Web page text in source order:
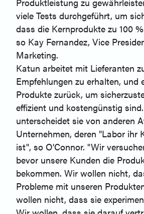
viele Tests durchgeführt, um
dass die Kernprodukte zu 100
so Kay Fernandez, Vice
Marketing.
Katun arbeitet mit Lieferanten
Empfehlungen zu erhalten, und
Produkte zurück, um
effizient und kostengünstig
unterscheidet sie von anderen
Unternehmen, deren "Labor ihr
ist", so O'Connor. "Wir
bevor unsere Kunden die
bekommen. Wir wollen nicht,
Probleme mit unseren
wollen nicht, dass sie